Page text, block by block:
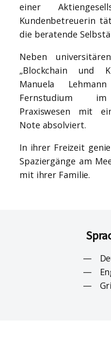
einer
Kundenbetreuerin
die beratende
Neben
„Blockchain und
Manuela
Fernstudium im
Praxiswesen mit
Note absolviert.
In ihrer Freizeit
Spaziergänge am
mit ihrer Familie.